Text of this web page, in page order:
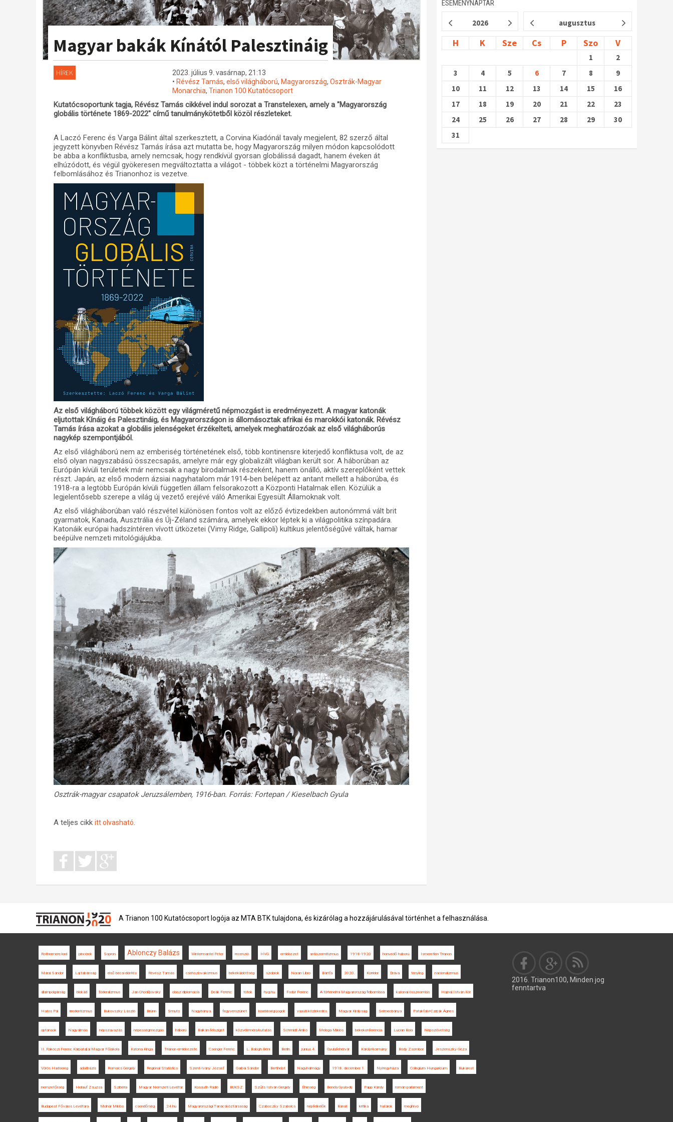
Magyar bakák Kínától Palesztináig
HÍREK
2023. július 9. vasárnap, 21:13
• Révész Tamás, első világháború, Magyarország, Osztrák-Magyar
Monarchia, Trianon 100 Kutatócsoport
Kutatócsoportunk tagja, Révész Tamás cikkével indul sorozat a Transtelexen, amely a "Magyarország
globális története 1869-2022" című tanulmánykötetből közöl részleteket.
A Laczó Ferenc és Varga Bálint által szerkesztett, a Corvina Kiadónál tavaly megjelent, 82 szerző által
jegyzett könyvben Révész Tamás írása azt mutatta be, hogy Magyarország milyen módon kapcsolódott
be abba a konfliktusba, amely nemcsak, hogy rendkívül gyorsan globálissá dagadt, hanem éveken át
elhúzódott, és végül gyökeresen megváltoztatta a világot - többek közt a történelmi Magyarország
felbomlásához és Trianonhoz is vezetve.
Az első világháború többek között egy világméretű népmozgást is eredményezett. A magyar katonák
eljutottak Kínáig és Palesztináig, és Magyarországon is állomásoztak afrikai és marokkói katonák. Révész
Tamás írása azokat a globális jelenségeket érzékelteti, amelyek meghatározóak az első világháborús
nagykép szempontjából.
Az első világháború nem az emberiség történetének első, több kontinensre kiterjedő konfliktusa volt, de az
első olyan nagyszabású összecsapás, amelyre már egy globalizált világban került sor. A háborúban az
Európán kívüli területek már nemcsak a nagy birodalmak részeként, hanem önálló, aktív szereplőként vettek
részt. Japán, az első modern ázsiai nagyhatalom már 1914-ben belépett az antant mellett a háborúba, és
1918-ra a legtöbb Európán kívüli független állam felsorakozott a Központi Hatalmak ellen. Közülük a
legjelentősebb szerepe a világ új vezető erejévé váló Amerikai Egyesült Államoknak volt.
Az első világháborúban való részvétel különösen fontos volt az előző évtizedekben autonómmá vált brit
gyarmatok, Kanada, Ausztrália és Új-Zéland számára, amelyek ekkor léptek ki a világpolitika színpadára.
Katonáik európai hadszíntéren vívott ütközetei (Vimy Ridge, Gallipoli) kultikus jelentőségűvé váltak, hamar
beépülve nemzeti mitológiájukba.
Osztrák-magyar csapatok Jeruzsálemben, 1916-ban. Forrás: Fortepan / Kieselbach Gyula
A teljes cikk itt olvasható.
ESEMÉNYNAPTÁR
2026 augusztus
H K Sze Cs P Szo V
1
2
3
4 5 6 7 8
9
10
11 12 13 14 15
16
17
18 19 20 21 22
23
24
25 26 27 28 29
30
31
A Trianon 100 Kutatócsoport logója az MTA BTK tulajdona, és kizárólag a hozzájárulásával történhet a felhasználása.
Rothermere lord pincérek Sopron Ablonczy Balázs Wintermantel Péter recenzió HVG emlékezet antiszemitizmus 1918-1920 honvédő háború Ismeretlen Trianon
Márai Sándor Lajtabánság első bécsi döntés Révész Tamás csehszlovakizmus békeküldöttség szobrok Noran Libro Bártfa 2020. Korridor Dráva tényleg nacionalizmus
állampolgárság blokád föderalizmus Jan Chodějovský olasz diplomácia Deák Ferenc tótok hvg.hu Fodor Ferenc A történelmi Magyarország felbomlása katonai összeomlás Hajnal István Kör
Hatos Pál irredentizmus Bukovszky László Brünn Smuts Nagybánya fegyverszünet kisebbségi jogok vasúti közlekedés Magyar Királyság Selmecbánya Patakfalvi-Czirják Ágnes
optánsok Nagyalmás népszavazás népességmozgás háború Balkán-félsziget közvéleménykutatás Schmidt Anikó Melega Miklós békekonferencia Lucian Boia Népszövetség
II. Rákóczi Ferenc Kárpátaljai Magyar Főiskola Katona Kinga Trianon emlékezete Csenger Ferenc L. Balogh Béni Berlin június 4. Gyulafehérvár Károlyi-kormány Bódy Zsombor Jeszenszky Géza
Vörös Hadsereg adatbázis Romsics Gergely Regional Statistics Szent-Ivány József Garbai Sándor Berthelot Nagyhalmágy 1918. december 1. Nyíregyháza Collegium Hungaricum Bukarest
nemzetőrség Heilauf Zsuzsa Szibéria Magyar Nemzeti Levéltár Kossuth Rádió BUKSZ Szűts István Gergely Éhínség Benda Gyula-díj Papp Károly román parlament
Budapest Főváros Levéltára Molnár Miklós csendőrség 24.hu Magyarországi Tanácsköztársaság Czáboczky Szabolcs népfelkelők Bánát kritika határok meghívó
2016. Trianon100, Minden jog
fenntartva